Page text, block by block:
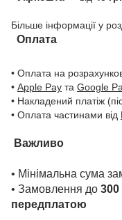
Більше інформації у
Оплата
• Оплата на
• Apple Pay та Google Pa
• Накладений платіж
• Оплата частинами від
Важливо
• Мінімальна сума
• Замовлення до 300
передплатою